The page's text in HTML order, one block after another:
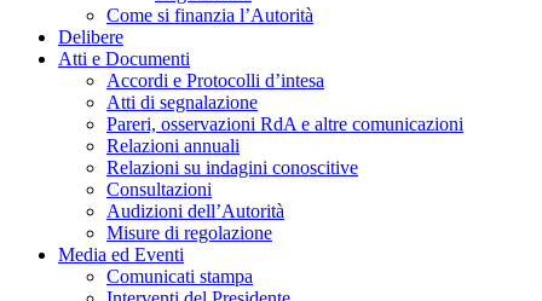
Come si finanzia l’Autorità
Delibere
Atti e Documenti
Accordi e Protocolli d’intesa
Atti di segnalazione
Pareri, osservazioni RdA e altre comunicazioni
Relazioni annuali
Relazioni su indagini conoscitive
Consultazioni
Audizioni dell’Autorità
Misure di regolazione
Media ed Eventi
Comunicati stampa